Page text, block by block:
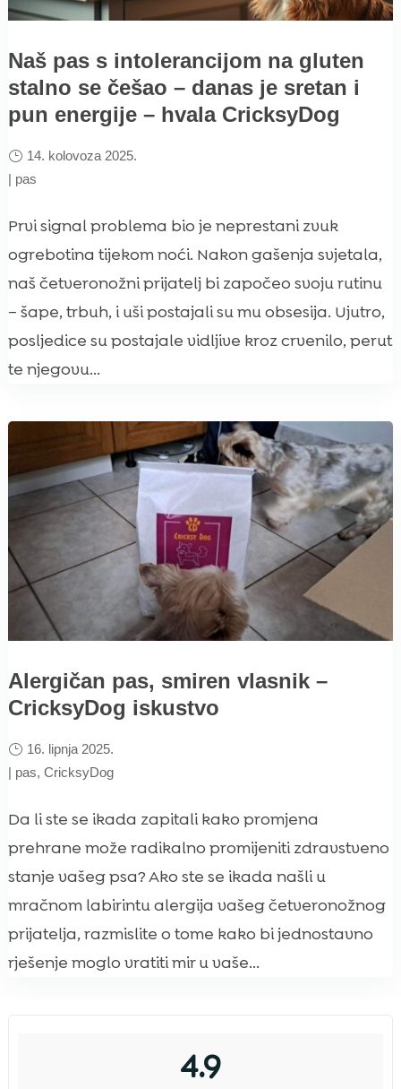
Naš pas s intolerancijom na gluten
stalno se češao – danas je sretan i
pun energije – hvala CricksyDog
14. kolovoza 2025.
| pas
Prvi signal problema bio je neprestani zvuk
ogrebotina tijekom noći. Nakon gašenja svjetala,
naš četveronožni prijatelj bi započeo svoju rutinu
– šape, trbuh, i uši postajali su mu obsesija. Ujutro,
posljedice su postajale vidljive kroz crvenilo, perut
te njegovu...
Alergičan pas, smiren vlasnik –
CricksyDog iskustvo
16. lipnja 2025.
| pas, CricksyDog
Da li ste se ikada zapitali kako promjena
prehrane može radikalno promijeniti zdravstveno
stanje vašeg psa? Ako ste se ikada našli u
mračnom labirintu alergija vašeg četveronožnog
prijatelja, razmislite o tome kako bi jednostavno
rješenje moglo vratiti mir u vaše...
4.9